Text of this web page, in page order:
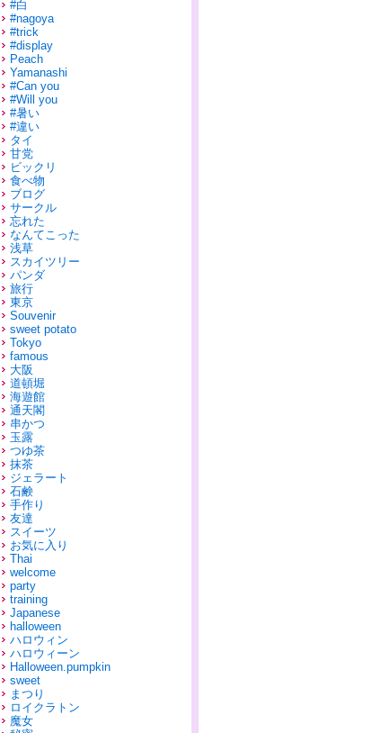
#白
#nagoya
#trick
#display
Peach
Yamanashi
#Can you
#Will you
#暑い
#違い
タイ
甘党
ビックリ
食べ物
ブログ
サークル
忘れた
なんてこった
浅草
スカイツリー
パンダ
旅行
東京
Souvenir
sweet potato
Tokyo
famous
大阪
道頓堀
海遊館
通天閣
串かつ
玉露
つゆ茶
抹茶
ジェラート
石鹸
手作り
友達
スイーツ
お気に入り
Thai
welcome
party
training
Japanese
halloween
ハロウィン
ハロウィーン
Halloween.pumpkin
sweet
まつり
ロイクラトン
魔女